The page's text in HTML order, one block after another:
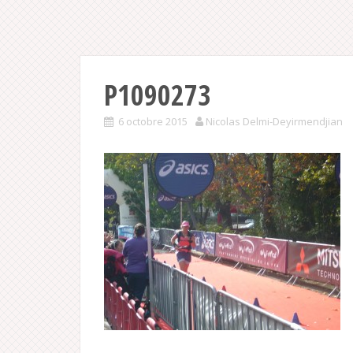
P1090273
6 octobre 2015 Nicolas Delmi-Deyirmendjian